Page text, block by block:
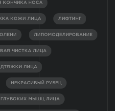
КОНЧИКА НОСА
КОЖИ ЛИЦА ЛИФТИНГ
ЛИПОМОДЕЛИРОВАНИЕ
ЧИСТКА ЛИЦА
ЛИЦА
НЕКРАСИВЫЙ РУБЕЦ
МЫШЦ ЛИЦА